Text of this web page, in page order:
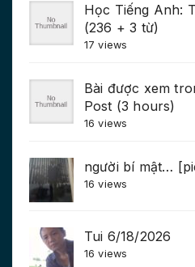
Học Tiếng Anh:
(236 + 3 từ)
17 views
Bài được xem
Post (3 hours)
16 views
người bí mật…
16 views
Tui 6/18/2026
16 views